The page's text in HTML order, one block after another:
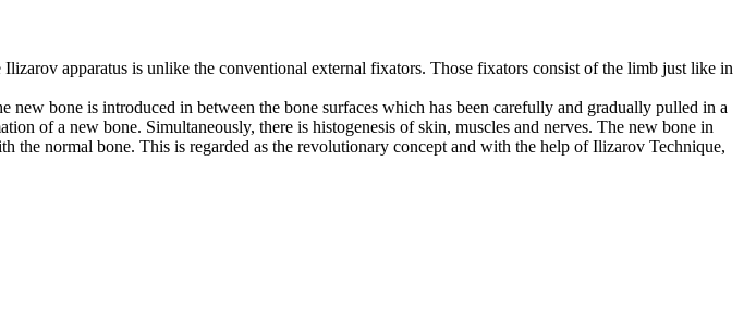
apparatus is unlike the conventional external fixators. Those fixators consist of the limb just like in
bone is introduced in between the bone surfaces which has been carefully and gradually pulled in a
of a new bone. Simultaneously, there is histogenesis of skin, muscles and nerves. The new bone in
the normal bone. This is regarded as the revolutionary concept and with the help of Ilizarov Technique,